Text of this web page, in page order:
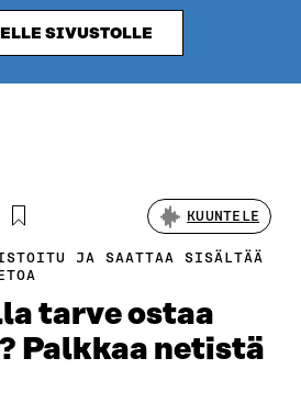
SIVUSTOLLE
KUUNTELE
JA SAATTAA SISÄLTÄÄ
tarve ostaa
Palkkaa netistä